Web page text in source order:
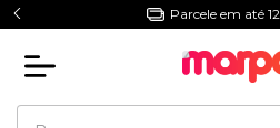
Parcele em até